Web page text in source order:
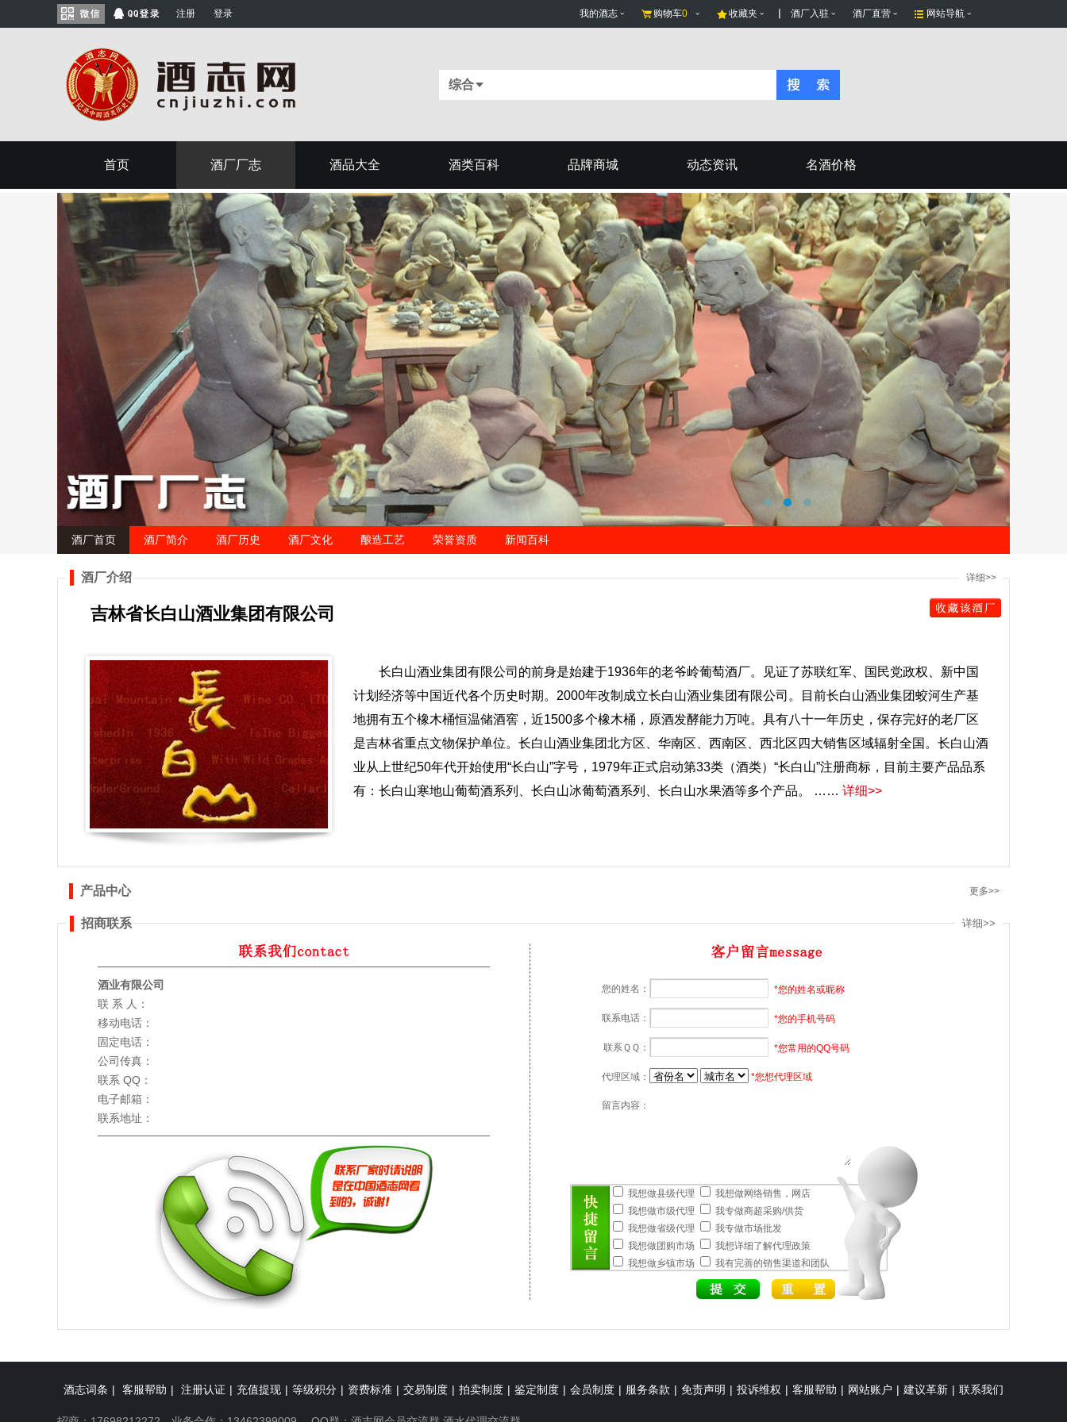
注册 登录 我的酒志 购物车0 收藏夹 酒厂入驻 酒厂直营 网站导航
综合
首页 酒厂厂志 酒品大全 酒类百科 品牌商城 动态资讯 名酒价格
酒厂首页 酒厂简介 酒厂历史 酒厂文化 酿造工艺 荣誉资质 新闻百科
酒厂介绍 详细>>
吉林省长白山酒业集团有限公司
长白山酒业集团有限公司的前身是始建于1936年的老爷岭葡萄酒厂。见证了苏联红军、国民党政权、新中国
计划经济等中国近代各个历史时期。2000年改制成立长白山酒业集团有限公司。目前长白山酒业集团蛟河生产基
地拥有五个橡木桶恒温储酒窖，近1500多个橡木桶，原酒发酵能力万吨。具有八十一年历史，保存完好的老厂区
是吉林省重点文物保护单位。长白山酒业集团北方区、华南区、西南区、西北区四大销售区域辐射全国。长白山酒
业从上世纪50年代开始使用“长白山”字号，1979年正式启动第33类（酒类）“长白山”注册商标，目前主要产品品系
有：长白山寒地山葡萄酒系列、长白山冰葡萄酒系列、长白山水果酒等多个产品。 …… 详细>>
产品中心 更多>>
招商联系 详细>>
酒业有限公司
联 系 人：
移动电话：
固定电话：
公司传真：
联系 QQ：
电子邮箱：
联系地址：
您的姓名： *您的姓名或昵称
联系电话： *您的手机号码
联系ＱＱ： *您常用的QQ号码
代理区域： *您想代理区域
留言内容：
我想做县级代理
我想做网络销售，网店
我想做市级代理
我专做商超采购/供货
我想做省级代理
我专做市场批发
我想做团购市场
我想详细了解代理政策
我想做乡镇市场
我有完善的销售渠道和团队
酒志词条 | 客服帮助 | 注册认证 | 充值提现 | 等级积分 | 资费标准 | 交易制度 | 拍卖制度 | 鉴定制度 | 会员制度 | 服务条款 | 免责声明 | 投诉维权 | 客服帮助 | 网站账户 | 建议革新 | 联系我们